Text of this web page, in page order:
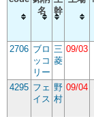
名
幹
2706 ブロ
ッコ
リー
三
菱
09/03
4295 フェ
イス
野
村
09/04